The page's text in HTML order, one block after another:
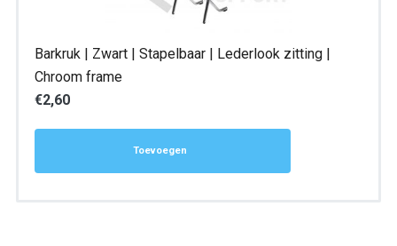
Barkruk | Zwart | Stapelbaar | Lederlook zitting |
Chroom frame
€2,60
Toevoegen